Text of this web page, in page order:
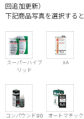
回追加更新）
下記商品写真を選択する
スーパーハイブ
リッド
XA
コンパウンド90
オートマチック